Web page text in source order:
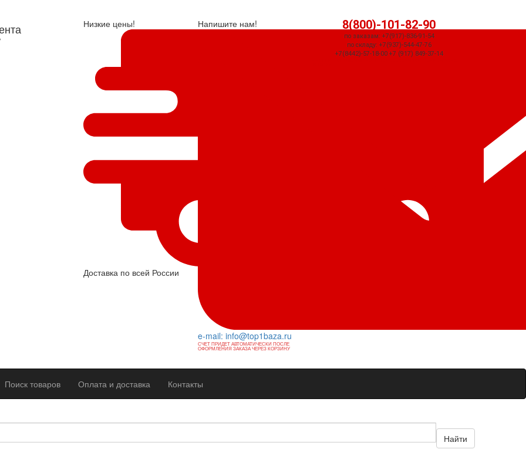
Низкие цены!
Доставка по всей России
Напишите нам!
e-mail: info@top1baza.ru
СЧЕТ ПРИДЕТ АВТОМАТИЧЕСКИ ПОСЛЕ
ОФОРМЛЕНИЯ ЗАКАЗА ЧЕРЕЗ КОРЗИНУ
8(800)-101-82-90
по заказам: +7(917)-836-91-54
по складу: +7(937)-544-47-76
+7(8442)-57-18-00 +7 (917) 849-37-14
Поиск товаров Оплата и доставка Контакты
Найти